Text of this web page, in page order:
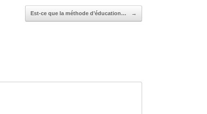
Est-ce que la méthode d’éducation… →